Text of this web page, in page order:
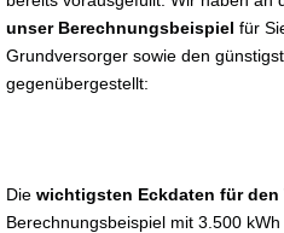
unser Berechnungsbeispiel für
Grundversorger sowie den
gegenübergestellt:
Die wichtigsten Eckdaten für den
Berechnungsbeispiel mit 3.500